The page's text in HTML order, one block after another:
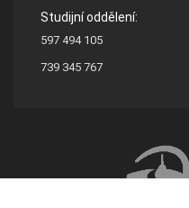
Studijní oddělení:
597 494 105
739 345 767